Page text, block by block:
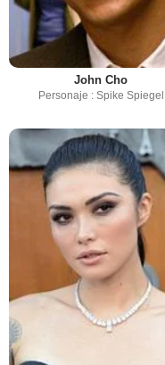
John Cho
Personaje : Spike Spiegel